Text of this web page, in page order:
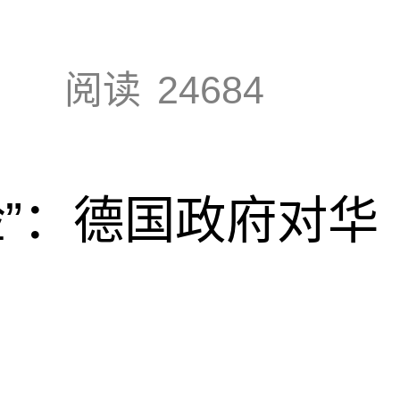
阅读 24684
：德国政府对华